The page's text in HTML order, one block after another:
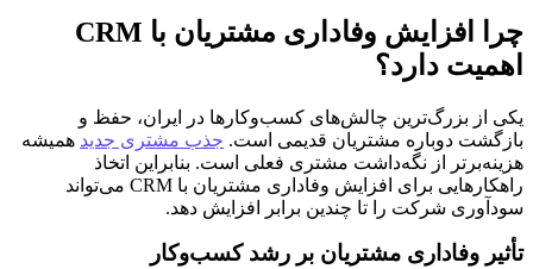
چرا افزایش وفاداری مشتریان با CRM
اهمیت دارد؟
یکی از بزرگ‌ترین چالش‌های کسب‌وکارها در ایران، حفظ و
بازگشت دوباره مشتریان قدیمی است. جذب مشتری جدید همیشه
هزینه‌برتر از نگه‌داشت مشتری فعلی است. بنابراین اتخاذ
راهکارهایی برای افزایش وفاداری مشتریان با CRM می‌تواند
سودآوری شرکت را تا چندین برابر افزایش دهد.
تأثیر وفاداری مشتریان بر رشد کسب‌وکار